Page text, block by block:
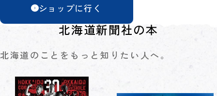
ショップに行く
北海道新聞社の本
北海道のことをもっと知りたい人へ。